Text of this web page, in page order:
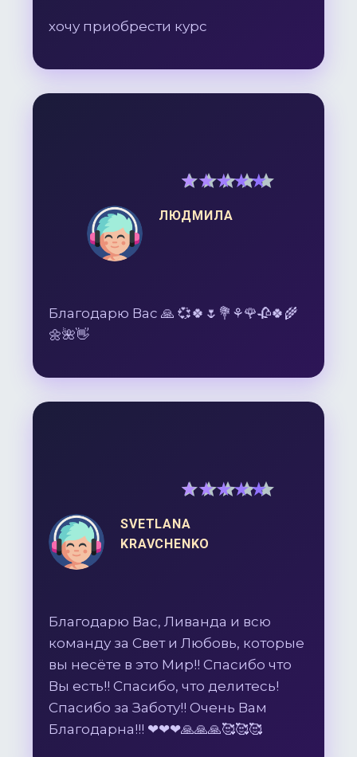
хочу приобрести курс
ЛЮДМИЛА
5out of 5
Благодарю Вас 🙏 💞🍀🌷💐⚘🌹🥀🍀🌾
🌼🌺👋
SVETLANA
KRAVCHENKO
5
Благодарю Вас, Ливанда и всю
команду за Свет и Любовь, которые
вы несёте в это Мир!! Спасибо что
Вы есть!! Спасибо, что делитесь!
Спасибо за Заботу!! Очень Вам
Благодарна!!! ❤❤❤🙏🙏🙏🥰🥰🥰